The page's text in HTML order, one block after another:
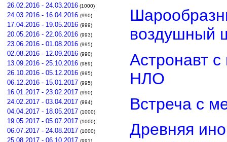
26.02.2016 - 24.03.2016 (1000)
24.03.2016 - 16.04.2016 (990)
17.04.2016 - 19.05.2016 (999)
20.05.2016 - 22.06.2016 (993)
23.06.2016 - 01.08.2016 (995)
02.08.2016 - 12.09.2016 (990)
13.09.2016 - 25.10.2016 (989)
26.10.2016 - 05.12.2016 (995)
06.12.2016 - 15.01.2017 (995)
16.01.2017 - 23.02.2017 (990)
24.02.2017 - 03.04.2017 (994)
04.04.2017 - 18.05.2017 (1000)
19.05.2017 - 05.07.2017 (1000)
06.07.2017 - 24.08.2017 (1000)
25.08.2017 - 06.10.2017 (991)
воздушный
Астронавт
НЛО
Встреча с
Древняя